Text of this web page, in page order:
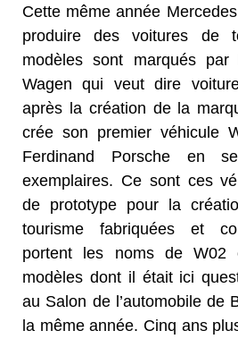
Cette même année
produire des voitures de
modèles sont marqués
Wagen qui veut dire
après la création de la
crée son premier véhicule
Ferdinand Porsche en
exemplaires. Ce sont ces
de prototype pour la
tourisme fabriquées et
portent les noms de W02
modèles dont il était ici
au Salon de l’automobile de
la même année. Cinq ans